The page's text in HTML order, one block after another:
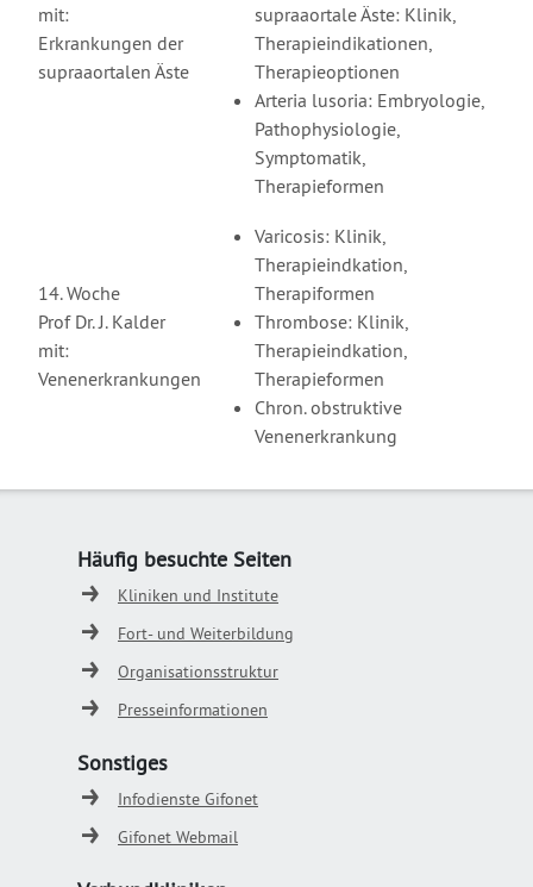
mit:
Erkrankungen der
supraaortalen Äste
supraaortale Äste: Klinik,
Therapieindikationen,
Therapieoptionen
Arteria lusoria: Embryologie,
Pathophysiologie,
Symptomatik,
Therapieformen
14. Woche
Prof Dr. J. Kalder
mit:
Venenerkrankungen
Varicosis: Klinik,
Therapieindkation,
Therapiformen
Thrombose: Klinik,
Therapieindkation,
Therapieformen
Chron. obstruktive
Venenerkrankung
Häufig besuchte Seiten
Kliniken und Institute
Fort- und Weiterbildung
Organisationsstruktur
Presseinformationen
Sonstiges
Infodienste Gifonet
Gifonet Webmail